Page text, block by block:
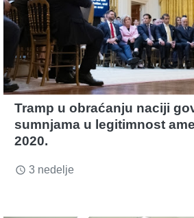
Tramp u obraćanju naciji
sumnjama u legitimnost
2020.
access_time 3 nedelje